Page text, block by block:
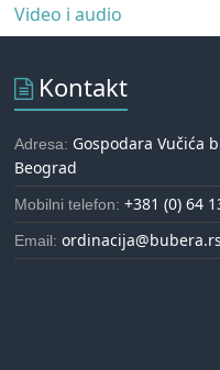
Video i audio
Kontakt
Adresa: Gospodara Vučića
Beograd
Mobilni telefon:+381 (0) 64
Email:ordinacija@bubera.rs